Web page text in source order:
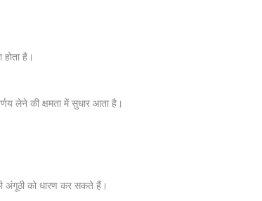
है।
लेने की क्षमता में सुधार आता है।
अंगूठी को धारण कर सकते हैं।